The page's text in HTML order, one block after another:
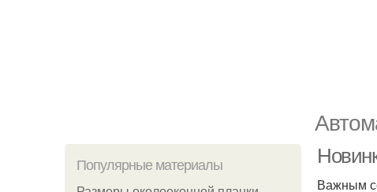
Популярные материалы
Важным